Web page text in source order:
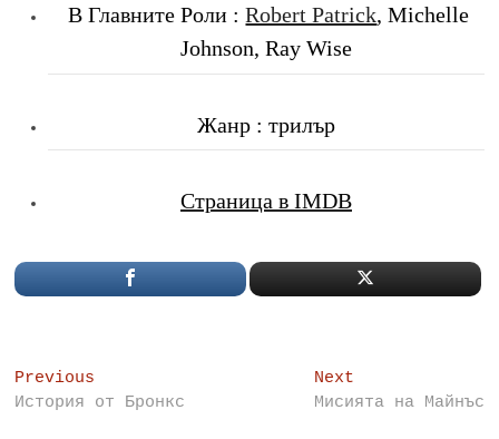
В Главните Роли :Robert Patrick, Michelle
Johnson, Ray Wise
Жанр : трилър
Страница в IMDB
Post
navigation
Previous
post:
История от Бронкс
NextNext
post:
Мисията на Майнъс